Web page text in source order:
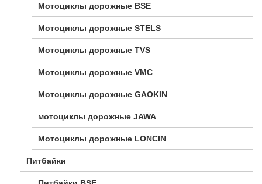
Мотоциклы дорожные BSE
Мотоциклы дорожные STELS
Мотоциклы дорожные TVS
Мотоциклы дорожные VMC
Мотоциклы дорожные GAOKIN
мотоциклы дорожные JAWA
Мотоциклы дорожные LONCIN
Питбайки